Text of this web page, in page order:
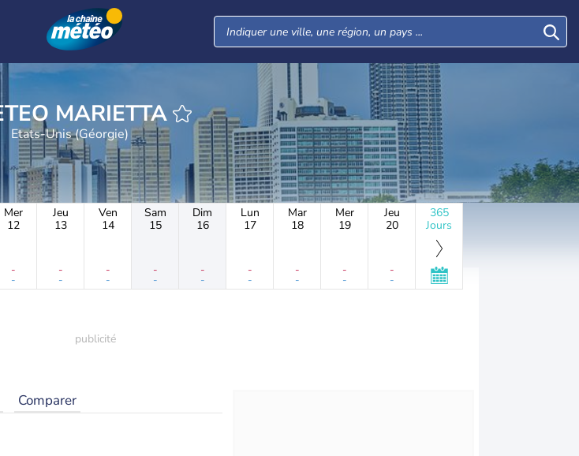
METEO MARIETTA
Etats-Unis (Géorgie)
Mer
12
-
-
Jeu
13
-
-
Ven
14
-
-
Sam
15
-
-
Dim
16
-
-
Lun
17
-
-
Mar
18
-
-
Mer
19
-
-
Jeu
20
-
-
365
Jours
Comparer